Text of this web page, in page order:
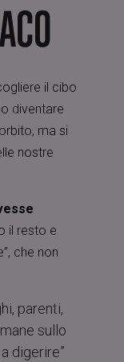
il cibo
diventare
ma si
nostre
il resto e
che non
parenti,
sullo
digerire”